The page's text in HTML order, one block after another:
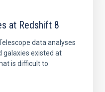
at Redshift 8
data analyses
galaxies existed at
is difficult to